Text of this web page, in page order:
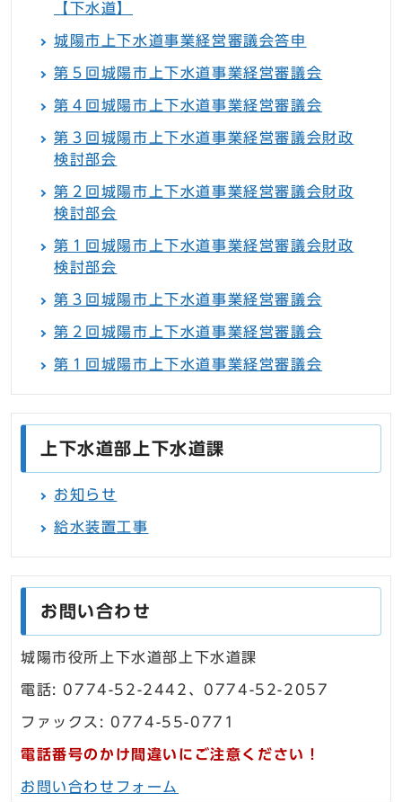
【下水道】
城陽市上下水道事業経営審議会答申
第５回城陽市上下水道事業経営審議会
第４回城陽市上下水道事業経営審議会
第３回城陽市上下水道事業経営審議会財政
検討部会
第２回城陽市上下水道事業経営審議会財政
検討部会
第１回城陽市上下水道事業経営審議会財政
検討部会
第３回城陽市上下水道事業経営審議会
第２回城陽市上下水道事業経営審議会
第１回城陽市上下水道事業経営審議会
上下水道部上下水道課
お知らせ
給水装置工事
お問い合わせ
城陽市役所上下水道部上下水道課
電話: 0774-52-2442、0774-52-2057
ファックス: 0774-55-0771
電話番号のかけ間違いにご注意ください！
お問い合わせフォーム